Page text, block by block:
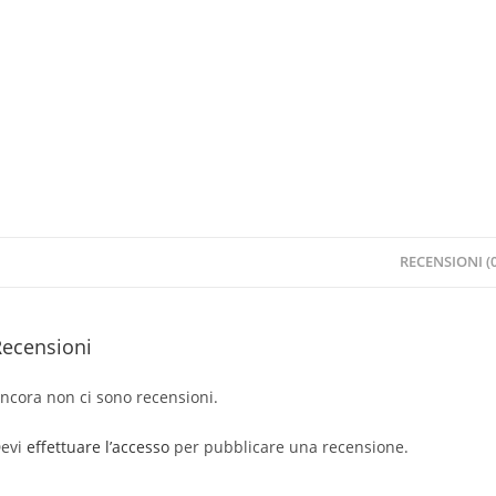
RECENSIONI
non ci sono recensioni.
effettuare l’accesso per pubblicare una recensione.